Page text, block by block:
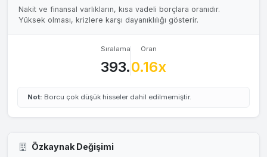
Nakit ve finansal varlıkların, kısa vadeli borçlara oranıdır.
Yüksek olması, krizlere karşı dayanıklılığı gösterir.
Sıralama
393.
Oran
0.16x
Not: Borcu çok düşük hisseler dahil edilmemiştir.
Özkaynak Değişimi